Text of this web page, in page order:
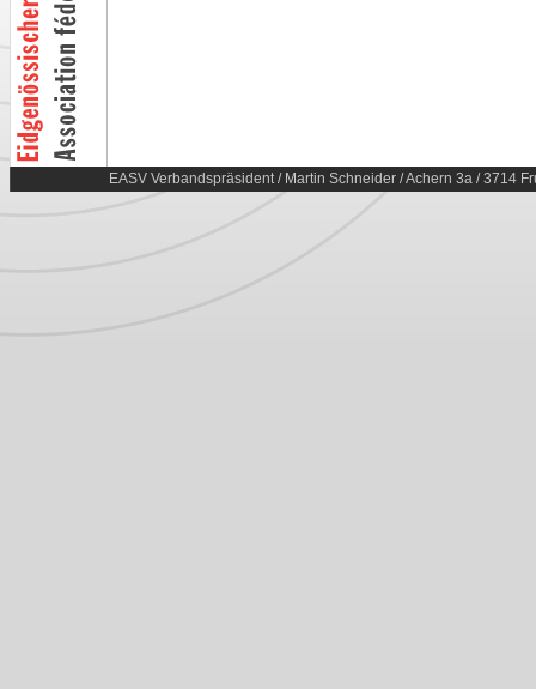
EASV Verbandspräsident / Martin Schneider / Achern 3a / 3714